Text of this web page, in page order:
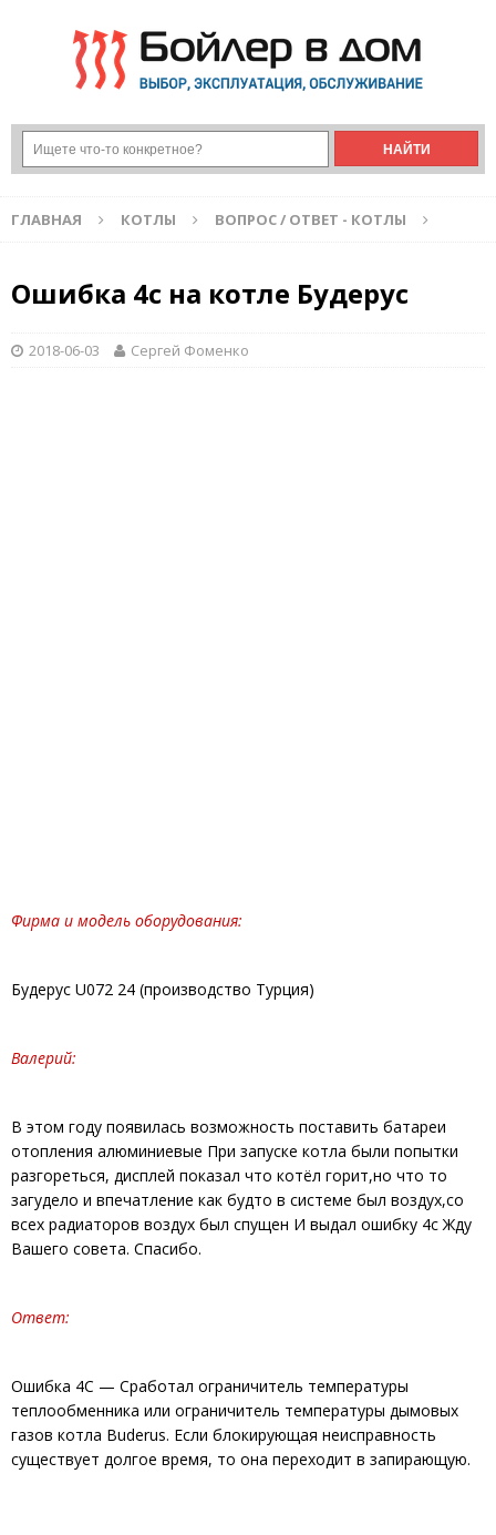
ГЛАВНАЯ КОТЛЫ ВОПРОС / ОТВЕТ - КОТЛЫ
Ошибка 4с на котле Будерус
2018-06-03 Сергей Фоменко
Фирма и модель оборудования:
Будерус U072 24 (производство Турция)
Валерий:
В этом году появилась возможность поставить батареи
отопления алюминиевые При запуске котла были попытки
разгореться, дисплей показал что котёл горит,но что то
загудело и впечатление как будто в системе был воздух,со
всех радиаторов воздух был спущен И выдал ошибку 4с Жду
Вашего совета. Спасибо.
Ответ:
Ошибка 4C — Сработал ограничитель температуры
теплообменника или ограничитель температуры дымовых
газов котла Buderus. Если блокирующая неисправность
существует долгое время, то она переходит в запирающую.